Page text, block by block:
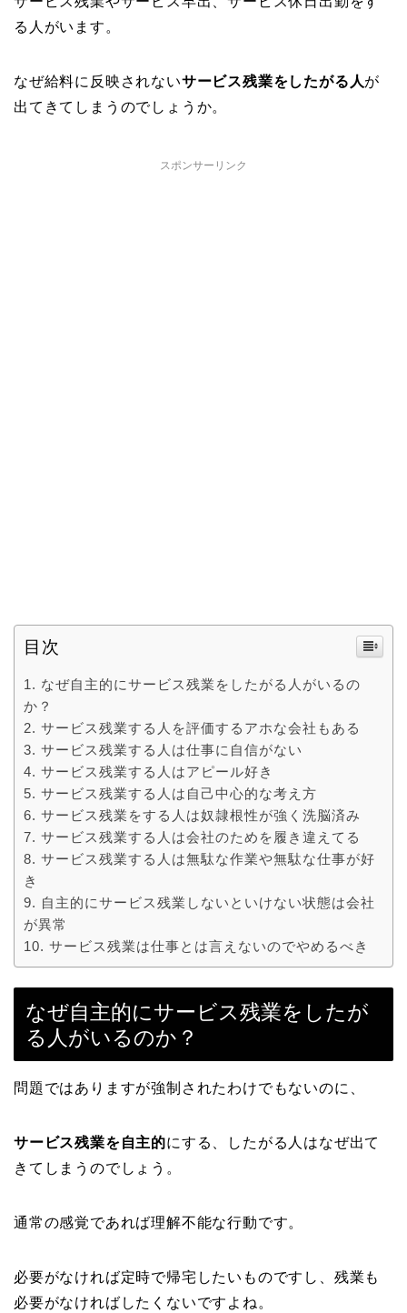
る人がいます。
なぜ給料に反映されないサービス残業をしたがる人が
出てきてしまうのでしょうか。
スポンサーリンク
目次
なぜ自主的にサービス残業をしたがる人がいるの
か？
サービス残業する人を評価するアホな会社もある
サービス残業する人は仕事に自信がない
サービス残業する人はアピール好き
サービス残業する人は自己中心的な考え方
サービス残業をする人は奴隷根性が強く洗脳済み
サービス残業する人は会社のためを履き違えてる
サービス残業する人は無駄な作業や無駄な仕事が好
き
自主的にサービス残業しないといけない状態は会社
が異常
サービス残業は仕事とは言えないのでやめるべき
なぜ自主的にサービス残業をしたが
る人がいるのか？
問題ではありますが強制されたわけでもないのに、
サービス残業を自主的にする、したがる人はなぜ出て
きてしまうのでしょう。
通常の感覚であれば理解不能な行動です。
必要がなければ定時で帰宅したいものですし、残業も
必要がなければしたくないですよね。